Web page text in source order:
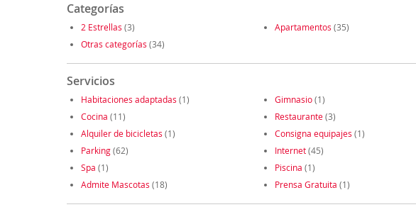
Categorías
2 Estrellas (3) Apartamentos (35)
Otras categorías (34)
Servicios
Habitaciones adaptadas (1) Gimnasio(1)
Cocina (11) Restaurante(3)
Alquiler de bicicletas (1) Consigna equipajes (1)
Parking(62) Internet(45)
Spa (1) Piscina (1)
Admite Mascotas (18) Prensa Gratuita (1)